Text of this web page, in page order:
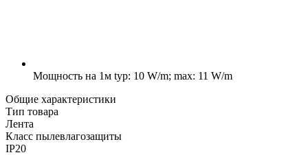
Мощность на 1м typ: 10 W/m; max: 11 W/m
Общие характеристики
Тип товара
Лента
Класс пылевлагозащиты
IP20